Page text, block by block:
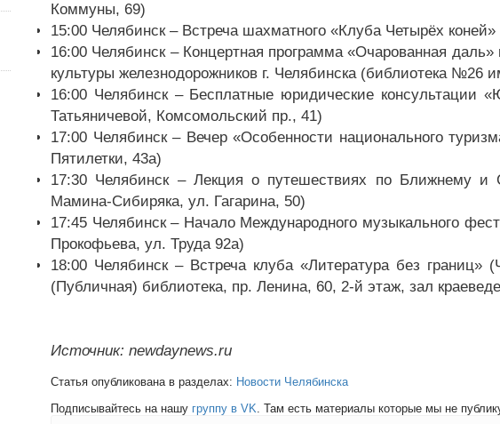
Коммуны, 69)
15:00 Челябинск – Встреча шахматного «Клуба Четырёх
16:00 Челябинск – Концертная программа «Очарованная
культуры железнодорожников г. Челябинска (библиотека №26
16:00 Челябинск – Бесплатные юридические
Татьяничевой, Комсомольский пр., 41)
17:00 Челябинск – Вечер «Особенности национального
Пятилетки, 43а)
17:30 Челябинск – Лекция о путешествиях по Ближнему
Мамина-Сибиряка, ул. Гагарина, 50)
17:45 Челябинск – Начало Международного музыкального
Прокофьева, ул. Труда 92а)
18:00 Челябинск – Встреча клуба «Литература без границ»
(Публичная) библиотека, пр. Ленина, 60, 2-й этаж, зал
Источник: newdaynews.ru
Статья опубликована в разделах: Новости Челябинска
Подписывайтесь на нашу группу в VK. Там есть материалы которые мы не